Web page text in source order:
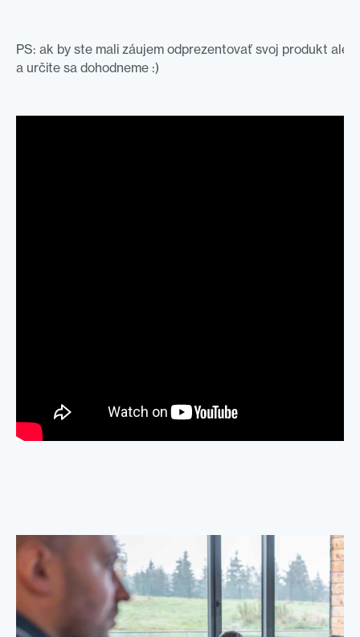
PS: ak by ste mali záujem odprezentovať svoj produkt
a určite sa dohodneme :)